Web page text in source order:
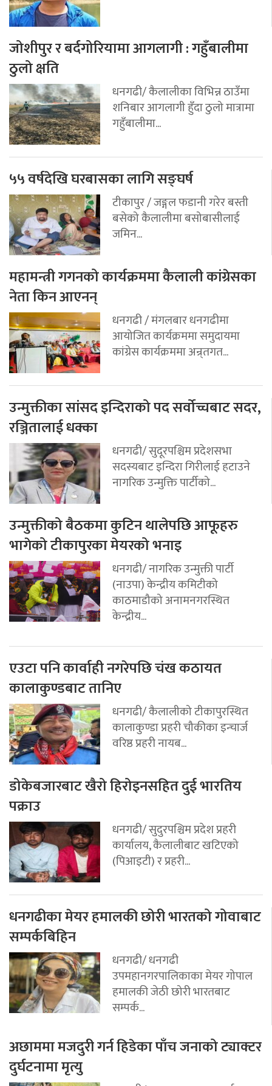
जोशीपुर र बर्दगोरियामा आगलागी : गहुँबालीमा
ठुलो क्षति
धनगढी/ कैलालीका विभिन्न ठाउँमा
शनिबार आगलागी हुँदा ठुलो मात्रामा
गहुँबालीमा...
५५ वर्षदेखि घरबासका लागि सङ्घर्ष
टीकापुर / जङ्गल फडानी गरेर बस्ती
बसेको कैलालीमा बसोबासीलाई
जमिन...
महामन्त्री गगनको कार्यक्रममा कैलाली कांग्रेसका
नेता किन आएनन्
धनगढी / मंगलबार धनगढीमा
आयोजित कार्यक्रममा समुदायमा
कांग्रेस कार्यक्रममा अन्र्तगत...
उन्मुक्तीका सांसद इन्दिराको पद सर्वोच्चबाट सदर,
रञ्जितालाई धक्का
धनगढी/ सुदूरपश्चिम प्रदेशसभा
सदस्यबाट इन्दिरा गिरीलाई हटाउने
नागरिक उन्मुक्ति पार्टीको...
उन्मुक्तीको बैठकमा कुटिन थालेपछि आफूहरु
भागेको टीकापुरका मेयरको भनाइ
धनगढी/ नागरिक उन्मुक्ती पार्टी
(नाउपा) केन्द्रीय कमिटीको
काठमाडौको अनामनगरस्थित
केन्द्रीय...
एउटा पनि कार्वाही नगरेपछि चंख कठायत
कालाकुण्डबाट तानिए
धनगढी/ कैलालीको टीकापुरस्थित
कालाकुण्डा प्रहरी चौकीका इन्चार्ज
वरिष्ठ प्रहरी नायब...
डोकेबजारबाट खैरो हिरोइनसहित दुई भारतिय
पक्राउ
धनगढी/ सुदुरपश्चिम प्रदेश प्रहरी
कार्यालय, कैलालीबाट खटिएको
(पिआइटी) र प्रहरी...
धनगढीका मेयर हमालकी छोरी भारतको गोवाबाट
सम्पर्कबिहिन
धनगढी/ धनगढी
उपमहानगरपालिकाका मेयर गोपाल
हमालकी जेठी छोरी भारतबाट
सम्पर्क...
अछाममा मजदुरी गर्न हिडेका पाँच जनाको ट्याक्टर
दुर्घटनामा मृत्यु